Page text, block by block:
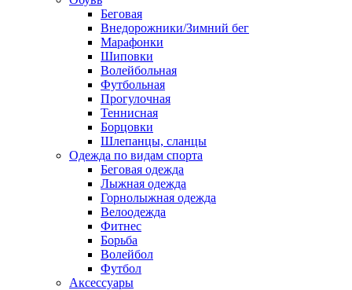
Беговая
Внедорожники/Зимний бег
Марафонки
Шиповки
Волейбольная
Футбольная
Прогулочная
Теннисная
Борцовки
Шлепанцы, сланцы
Одежда по видам спорта
Беговая одежда
Лыжная одежда
Горнолыжная одежда
Велоодежда
Фитнес
Борьба
Волейбол
Футбол
Аксессуары